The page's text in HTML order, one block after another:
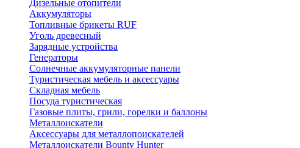
Дизельные отопители
Аккумуляторы
Топливные брикеты RUF
Уголь древесный
Зарядные устройства
Генераторы
Солнечные аккумуляторные панели
Туристическая мебель и аксессуары
Складная мебель
Посуда туристическая
Газовые плиты, грили, горелки и баллоны
Металлоискатели
Аксессуары для металлопоискателей
Металлоискатели Bounty Hunter